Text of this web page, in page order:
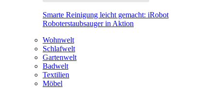
Smarte Reinigung leicht gemacht: iRobot
Roboterstaubsauger in Aktion
Wohnwelt
Schlafwelt
Gartenwelt
Badwelt
Textilien
Möbel